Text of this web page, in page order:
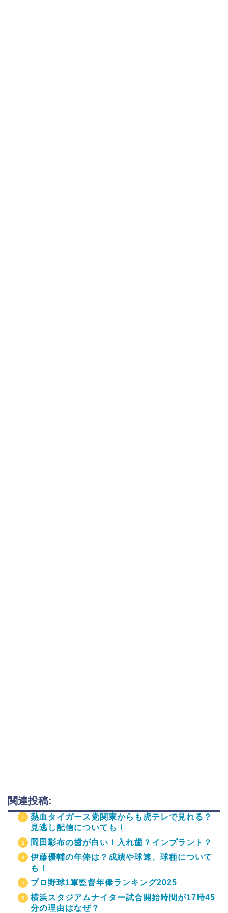
関連投稿:
熱血タイガース党関東からも虎テレで見れる？
見逃し配信についても！
岡田彰布の歯が白い！入れ歯？インプラント？
伊藤優輔の年俸は？成績や球速、球種について
も！
プロ野球1軍監督年俸ランキング2025
横浜スタジアムナイター試合開始時間が17時45
分の理由はなぜ？